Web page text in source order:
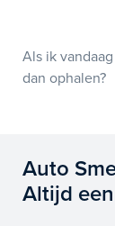
Als ik
dan ophalen?
Auto
Altijd